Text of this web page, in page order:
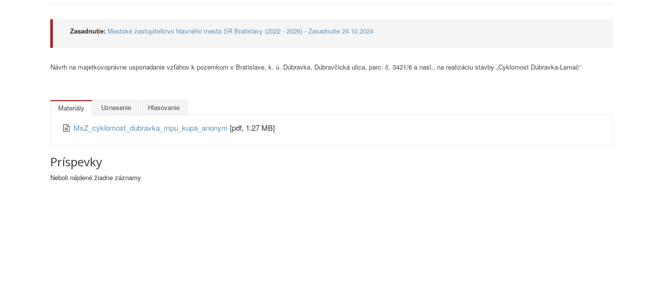
Zasadnutie: Mestské zastupiteľstvo hlavného mesta SR Bratislavy (2022 - 2026) - Zasadnutie 24.10.2024
Návrh na majetkovoprávne usporiadanie vzťahov k pozemkom v Bratislave, k. ú. Dúbravka, Dúbravčická ulica, parc. č. 3421/6 a nasl., na realizáciu stavby „Cyklomost Dúbravka-Lamač“
Materiály Uznesenie Hlasovanie
MsZ_cyklomost_dubravka_mpu_kupa_anonym [pdf, 1.27 MB]
Príspevky
Neboli nájdené žiadne záznamy